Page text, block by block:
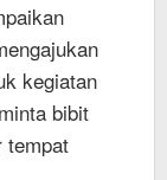
kegiatan
bibit
tempat